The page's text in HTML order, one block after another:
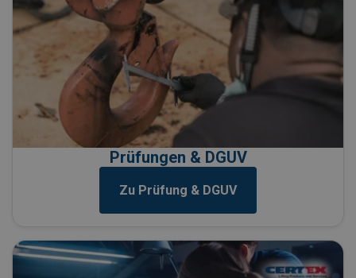
Prüfungen & DGUV
Zu Prüfung & DGUV